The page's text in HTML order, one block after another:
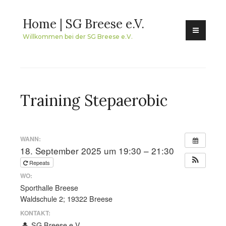
content
Home | SG Breese e.V.
Willkommen bei der SG Breese e.V.
Training Stepaerobic
WANN:
18. September 2025 um 19:30 – 21:30
Repeats
WO:
Sporthalle Breese
Waldschule 2; 19322 Breese
KONTAKT: